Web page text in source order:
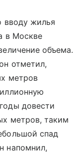
вводу жилья
в Москве
объема.
отметил,
метров
довести
метров, таким
спад
напомнил,